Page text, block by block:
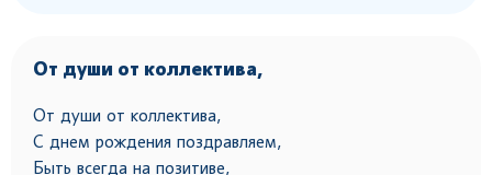
От души от коллектива,
От души от коллектива,
С днем рождения поздравляем,
Быть всегда на позитиве,